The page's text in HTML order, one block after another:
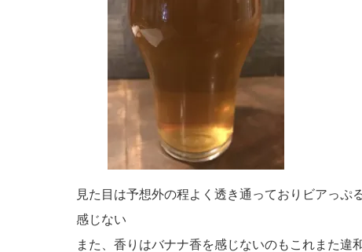
見た目は予想外の程よく透き通っておりビアっぷ
感じない
また、香りはバナナ香を感じないのもこれまた違